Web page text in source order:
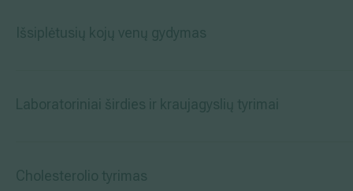
Išsiplėtusių kojų venų gydymas
Laboratoriniai širdies ir kraujagyslių tyrimai
Cholesterolio tyrimas